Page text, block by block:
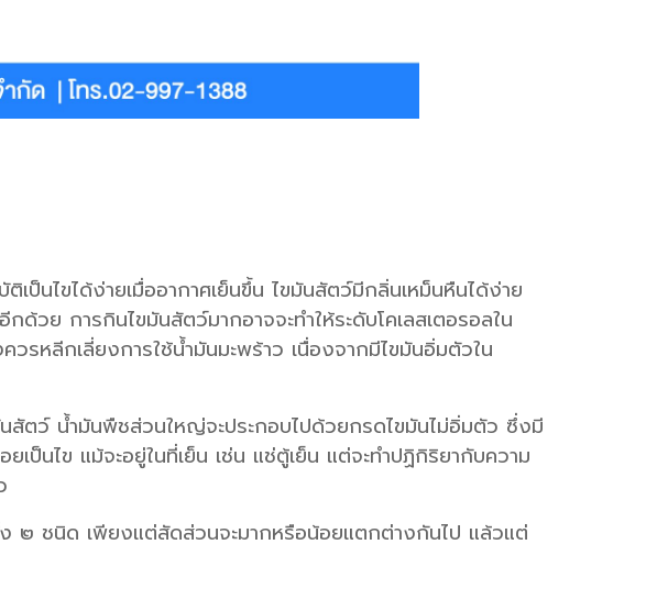
นไขได้ง่ายเมื่ออากาศเย็นขึ้น ไขมันสัตว์มีกลิ่นเหม็นหืนได้ง่าย
วย การกินไขมันสัตว์มากอาจจะทำให้ระดับโคเลสเตอรอลใน
รหลีกเลี่ยงการใช้น้ำมันมะพร้าว เนื่องจากมีไขมันอิ่มตัวใน
ตว์ น้ำมันพืชส่วนใหญ่จะประกอบไปด้วยกรดไขมันไม่อิ่มตัว ซึ่งมี
เป็นไข แม้จะอยู่ในที่เย็น เช่น แช่ตู้เย็น แต่จะทำปฏิกิริยากับความ
๒ ชนิด เพียงแต่สัดส่วนจะมากหรือน้อยแตกต่างกันไป แล้วแต่